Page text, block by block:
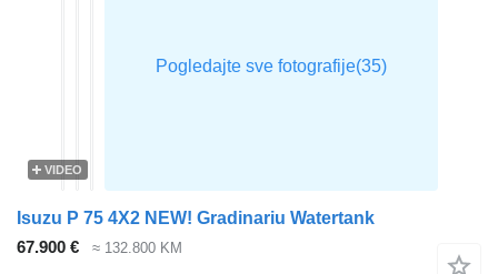
VIDEO
Isuzu P 75 4X2 NEW! Gradinariu Watertank
67.900 €
≈ 132.800 KM